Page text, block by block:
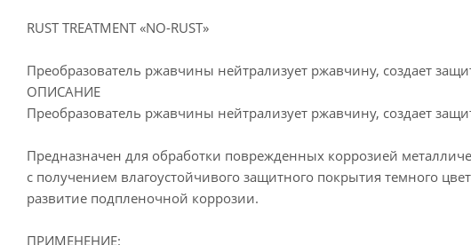
RUST TREATMENT «NO-RUST»
Преобразователь ржавчины нейтрализует ржавчину, создает
ОПИСАНИЕ
Преобразователь ржавчины нейтрализует ржавчину, создает
Предназначен для обработки поврежденных коррозией
с получением влагоустойчивого защитного покрытия темного
развитие подпленочной коррозии.
ПРИМЕНЕНИЕ: